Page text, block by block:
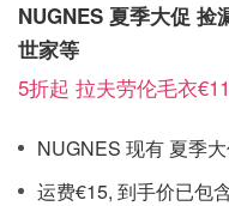
NUGNES 夏季大促
世家等
5折起 拉夫劳伦毛衣
NUGNES 现有 夏季
运费€15, 到手价已包含